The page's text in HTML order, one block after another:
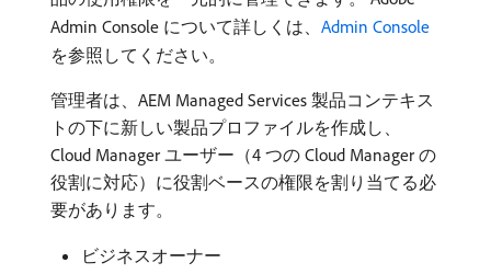
Admin Console について詳しくは、 Admin Console
を参照してください。
管理者は、AEM Managed Services 製品コンテキス
トの下に新しい製品プロファイルを作成し、
Cloud Manager ユーザー（4 つの Cloud Manager の
役割に対応）に役割ベースの権限を割り当てる必
要があります。
ビジネスオーナー